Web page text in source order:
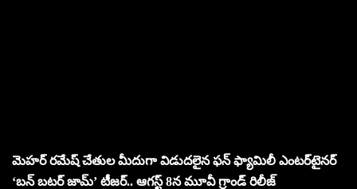
మెహ‌ర్ ర‌మేష్ చేతుల మీదుగా విడుద‌లైన ఫ‌న్ ఫ్యామిలీ ఎంట‌ర్‌టైన‌ర్
‘బ‌న్ బ‌ట‌ర్ జామ్‌’ టీజ‌ర్‌.. ఆగ‌స్ట్ 8న మూవీ గ్రాండ్ రిలీజ్‌